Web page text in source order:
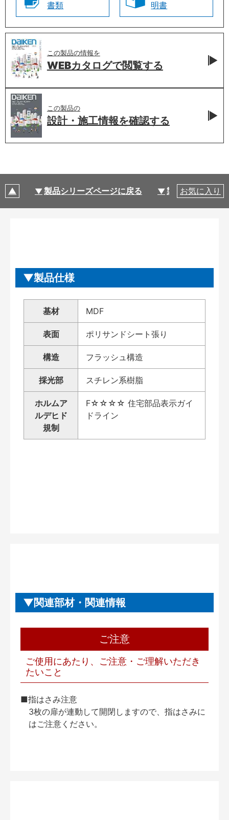
書類
明書
この製品の情報を
WEBカタログで閲覧する
この製品の
設計・施工情報を確認する
製品シリーズページに戻る 製品仕様
お気に入り
製品仕様
基材 MDF
表面 ポリサンドシート張り
構造 フラッシュ構造
採光部 スチレン系樹脂
ホルムア
ルデヒド
規制
F☆☆☆☆ 住宅部品表示ガイ
ドライン
関連部材・関連情報
ご注意
ご使用にあたり、ご注意・ご理解いただき
たいこと
■指はさみ注意
3枚の扉が連動して開閉しますので、指はさみに
はご注意ください。